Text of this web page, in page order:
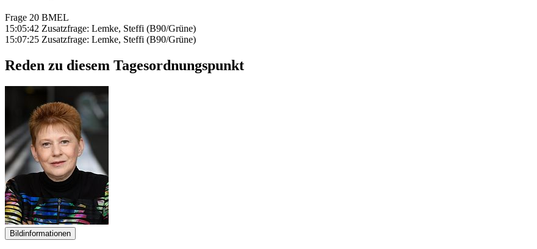
Frage 20 BMEL
15:05:42 Zusatzfrage: Lemke, Steffi (B90/Grüne)
15:07:25 Zusatzfrage: Lemke, Steffi (B90/Grüne)
Reden zu diesem Tagesordnungspunkt
Bildinformationen